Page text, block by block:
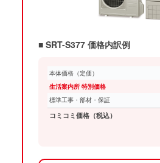
■ SRT-S377 価格内訳例
本体価格（定価）
生活案内所 特別価格
標準工事・部材・保証
コミコミ価格（税込）